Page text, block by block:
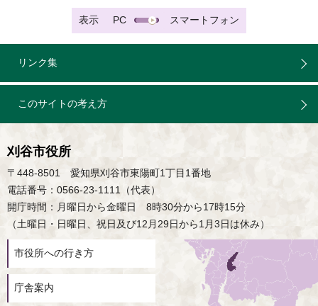
表示 PC スマートフォン
リンク集
このサイトの考え方
刈谷市役所
〒448-8501 愛知県刈谷市東陽町1丁目1番地
電話番号：0566-23-1111（代表）
開庁時間：月曜日から金曜日 8時30分から17時15分
（土曜日・日曜日、祝日及び12月29日から1月3日は休み）
市役所への行き方
庁舎案内